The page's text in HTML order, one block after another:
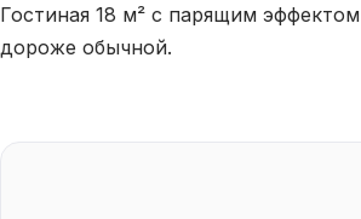
Гостиная 18 м² с парящим
дороже обычной.